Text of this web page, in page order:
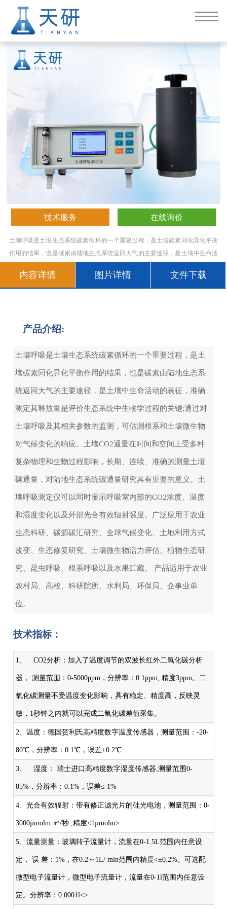
土壤呼吸测定仪（TY-T80X）
技术服务 在线询价
土壤呼吸是土壤生态系统碳素循环的一个重要过程，是土壤碳素同化异化平衡
作用的结果，也是碳素由陆地生态系统返回大气的主要途径，是土壤中生命活
呼吸及其相关参数的监测，可估测根系和土壤微生物对气候变化的响应。
内容详情 图片详情 文件下载
产品介绍:
土壤呼吸是土壤生态系统碳素循环的一个重要过程，是土
壤碳素同化异化平衡作用的结果，也是碳素由陆地生态系
统返回大气的主要途径，是土壤中生命活动的表征，准确
测定其释放量是评价生态系统中生物学过程的关键;通过对
土壤呼吸及其相关参数的监测，可估测根系和土壤微生物
对气候变化的响应。土壤CO2通量在时间和空间上受多种
复杂物理和生物过程影响，长期、连续、准确的测量土壤
碳通量，对陆地生态系统碳通量研究具有重要的意义。土
壤呼吸测定仪可以同时显示呼吸室内部的CO2浓度、温度
和湿度变化以及外部光合有效辐射强度。广泛应用于农业
生态科研、碳源碳汇研究、全球气候变化、土地利用方式
改变、生态修复研究、土壤微生物活力评估、植物生态研
究、昆虫呼吸、根系呼吸以及水果贮藏。 产品适用于农业
农村局、高校、科研院所、水利局、环保局、企事业单
位。
技术指标：
1、 CO2分析：加入了温度调节的双波长红外二氧化碳分析
器， 测量范围：0-5000ppm，分辨率：0.1ppm; 精度3ppm。二
氧化碳测量不受温度变化影响，具有稳定、精度高，反映灵
敏，1秒钟之内就可以完成二氧化碳差值采集。
2、温度：德国贺利氏高精度数字温度传感器，测量范围：-20-
80℃，分辨率：0.1℃，误差±0.2℃
3、 湿度： 瑞士进口高精度数字湿度传感器,测量范围0-
85%，分辨率：0.1%，误差≤ 1%
4、光合有效辐射：带有修正滤光片的硅光电池，测量范围：0-
3000µmolm ㎡/秒 ,精度<1µmolm>
5、流量测量：玻璃转子流量计，流量在0-1.5L范围内任意设
定， 误 差：1%，在0.2～1L/ min范围内精度<±0.2%。可选配
微型电子流量计，微型电子流量计，流量在0-1l范围内任意设
定。分辨率：0.0001l<>